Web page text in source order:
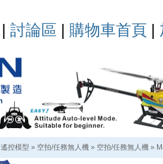
| 討論區 | 購物車首頁 |
遙控模型 » 空拍/任務無人機 » 空拍/任務無人機 »